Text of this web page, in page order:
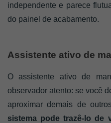
independente e parece
do painel de acabamento.
Assistente ativo de
O assistente ativo de
observador atento: se você
aproximar demais de
sistema pode trazê-lo de